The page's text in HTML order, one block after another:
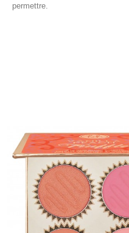
permettre.